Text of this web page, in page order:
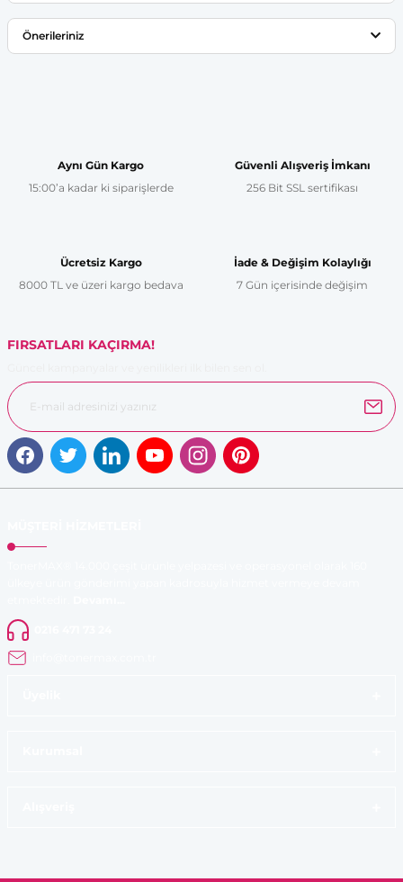
Bu ürüne ilk yorumu siz yapın!
Önerileriniz
Ürün resmi kalitesiz, bozuk veya görüntülenemiyor.
Ürün fiyatı diğer sitelerden daha pahalı.
Aynı Gün Kargo
15:00’a kadar ki siparişlerde
Güvenli Alışveriş İmkanı
256 Bit SSL sertifikası
Ücretsiz Kargo
8000 TL ve üzeri kargo bedava
İade & Değişim Kolaylığı
7 Gün içerisinde değişim
FIRSATLARI KAÇIRMA!